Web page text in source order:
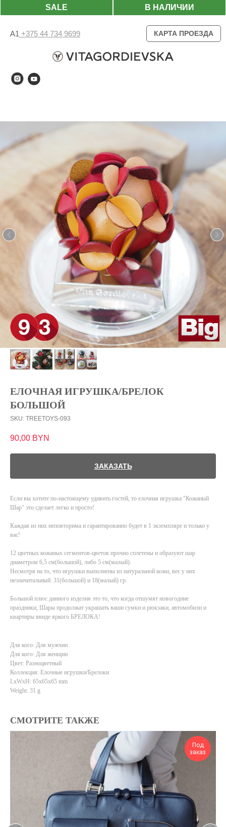
В НАЛИЧИИ
SALE
А1 +375 44 734 9699 КАРТА ПРОЕЗДА
ЕЛОЧНАЯ ИГРУШКА/БРЕЛОК
БОЛЬШОЙ
SKU: TREETOYS-093
90,00 BYN
ЗАКАЗАТЬ
Если вы хотите по-настоящему удивить гостей, то елочная игрушка "Кожаный
Шар" это сделает легко и просто!
Каждая из них неповторима и гарантированно будет в 1 экземпляре и только у
вас!
12 цветных кожаных сегментов-цветов прочно сплетены и образуют шар
диаметром 6,5 см(большой), либо 5 см(малый).
Несмотря на то, что игрушки выполнены из натуральной кожи, вес у них
незначитальный: 31(большой) и 18(малый) гр.
Большой плюс данного изделия это то, что когда отшумят новогодние
праздники, Шары продолжат украшать ваши сумки и рюкзаки, автомобили и
квартиры ввиде яркого БРЕЛОКА!
Для кого: Для мужчин
Для кого: Для женщин
Цвет: Разноцветный
Коллекция: Елочные игрушки/Брелоки
LxWxH: 65x65x65 mm
Weight: 31 g
СМОТРИТЕ ТАКЖЕ
Под
заказ